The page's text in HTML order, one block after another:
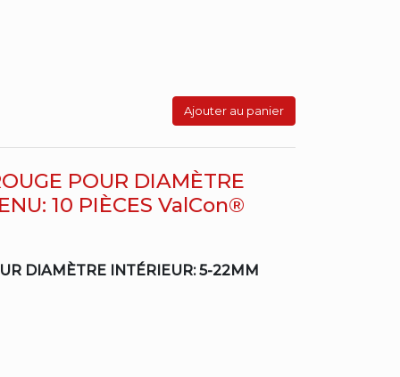
Ajouter au panier
POUR DIAMÈTRE
10 PIÈCES ValCon®
DIAMÈTRE INTÉRIEUR: 5-22MM